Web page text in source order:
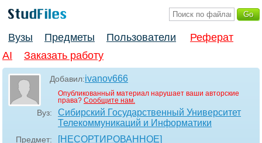
Вузы Предметы Пользователи
Реферат
AI
Заказать работу
Добавил:ivanov666
Опубликованный материал нарушает ваши авторские
права? Сообщите нам.
Вуз:
Сибирский Государственный Университет
Телекоммуникаций и Информатики
Предмет: [НЕСОРТИРОВАННОЕ]